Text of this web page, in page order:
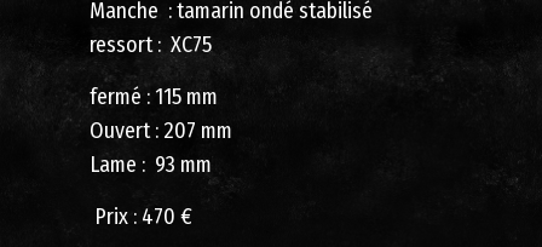
Manche : tamarin ondé stabilisé
ressort : XC75
fermé : 115 mm
Ouvert : 207 mm
Lame : 93 mm
Prix : 470 €